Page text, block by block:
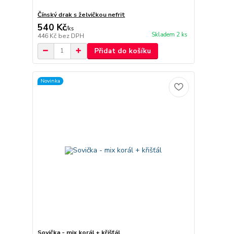
Čínský drak s želvičkou nefrit
540 Kč/ks
446 Kč bez DPH Skladem 2 ks
Přidat do košíku
Novinka